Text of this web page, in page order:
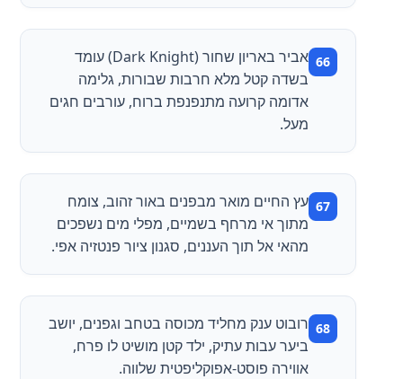
אביר באריון שחור (Dark Knight) עומד
בשדה קטל מלא חרבות שבורות, גלימה
אדומה קרועה מתנפנפת ברוח, עורבים חגים
מעל.
עץ החיים מואר מבפנים באור זהוב, צומח
מתוך אי מרחף בשמיים, מפלי מים נשפכים
מהאי אל תוך העננים, סגנון ציור פנטזיה אפי.
רובוט ענק מחליד מכוסה בטחב וגפנים, יושב
ביער עבות עתיק, ילד קטן מושיט לו פרח,
אווירה פוסט-אפוקליפטית שלווה.